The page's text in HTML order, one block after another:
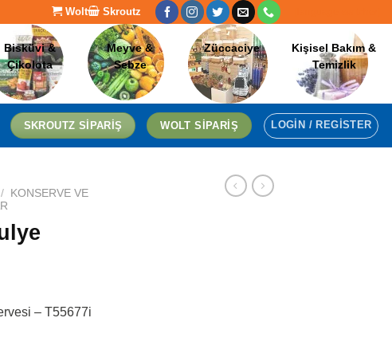
Wolt Skroutz
Bisküvi &
Çikolota
Meyve &
Sebze
Züccaciye
Kişisel Bakım &
Temizlik
SKROUTZ SIPARIŞ WOLT SIPARIŞ LOGIN / REGISTER
/
KONSERVE VE
– T55677i